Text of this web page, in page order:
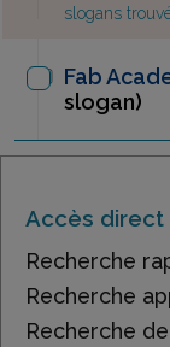
slogans
Fab
slogan)
Accès direct
Recherche
Recherche
Recherche